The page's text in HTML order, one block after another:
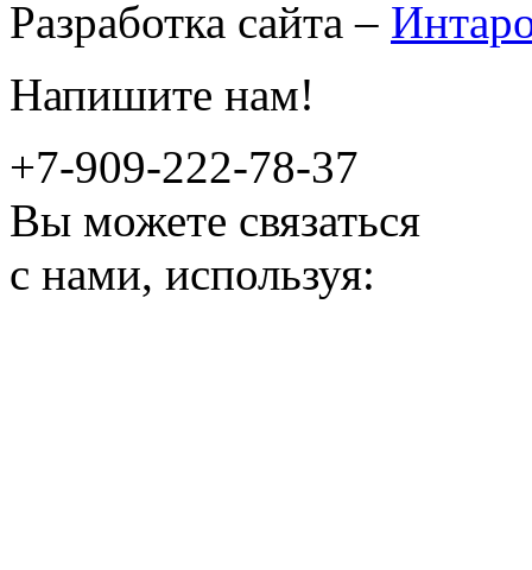
Разработка сайта –
Напишите нам!
+7-909-222-78-37
Вы можете связаться
с нами, используя: